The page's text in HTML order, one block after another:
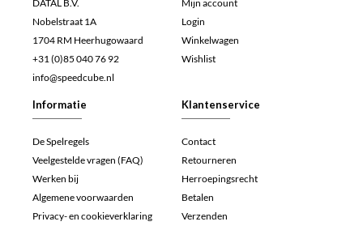
DATAL B.V.
Nobelstraat 1A
1704 RM Heerhugowaard
+31 (0)85 040 76 92
info@speedcube.nl
Mijn account
Login
Winkelwagen
Wishlist
Informatie
De Spelregels
Veelgestelde vragen (FAQ)
Werken bij
Algemene voorwaarden
Privacy- en cookieverklaring
Klantenservice
Contact
Retourneren
Herroepingsrecht
Betalen
Verzenden